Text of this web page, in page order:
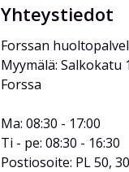
Yhteystiedot
Forssan
Myymälä: Salkokatu
Forssa
Ma: 08:30 - 17:00
Ti - pe: 08:30 - 16:30
Postiosoite: PL 50,